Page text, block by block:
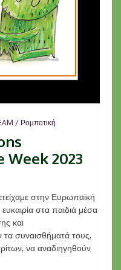
/ Ρομποτική
Week 2023
στην Ευρωπαϊκή
στα παιδιά μέσα
και
συναισθήματά τους,
να αναδιηγηθούν